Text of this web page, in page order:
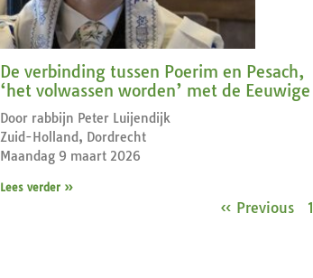
De verbinding tussen Poerim en Pesach,
‘het volwassen worden’ met de Eeuwige
Door rabbijn Peter Luijendijk
Zuid-Holland, Dordrecht
Maandag 9 maart 2026
Lees verder »
« Previous 1